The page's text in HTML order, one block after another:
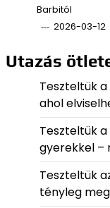
Barbitól
2026-03-12
Utazás
Teszteltük
ahol
Teszteltük
gyerekkel –
Teszteltük
tényleg